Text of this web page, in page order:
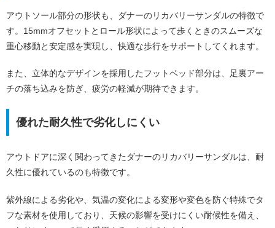
アウトソール部分の形状も、ダナーのリカバリーサンダルの特徴で
す。15mmオフセットとロール形状によって歩くときのスムーズな
重心移動と安定感を実現し、快適な歩行をサポートしてくれます。
また、立体的なデザインを採用したフットベッド部分は、足裏アー
チの落ち込みを防ぎ、疲労の軽減が期待できます。
優れた耐久性で劣化しにくい
アウトドアに深く関わってきたダナーのリカバリーサンダルは、耐
久性に優れているのも特徴です。
紫外線による劣化や、気温の変化による変形や変色を防ぐ特殊でタ
フな素材を使用しており、天候の影響を受けにくい耐候性を備え、